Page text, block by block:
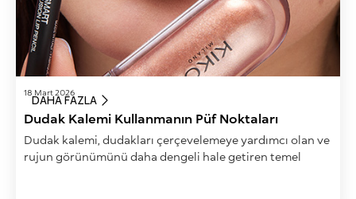
18 Mart 2026
Dudak Kalemi Kullanmanın Püf Noktaları
Dudak kalemi, dudakları çerçevelemeye yardımcı olan ve
rujun görünümünü daha dengeli hale getiren temel
DAHA FAZLA